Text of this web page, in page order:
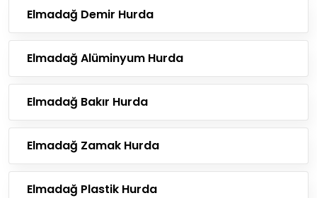
Elmadağ Demir Hurda
Elmadağ Alüminyum Hurda
Elmadağ Bakır Hurda
Elmadağ Zamak Hurda
Elmadağ Plastik Hurda